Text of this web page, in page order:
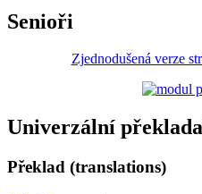
Senioři
Zjednodušená verze
Univerzální
Překlad (translations)